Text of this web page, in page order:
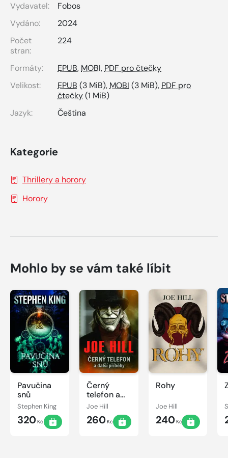
Vydavatel:
Fobos
Vydáno:
2024
Počet
stran:
224
Formáty: EPUB,MOBI,PDF pro čtečky
Velikost:
EPUB (3 MiB),MOBI (3 MiB),PDF pro
čtečky(1 MiB)
Jazyk:
Čeština
Kategorie
Thrillery a horory
Horory
Mohlo by se vám také líbit
Pavučina
snů
Stephen King
320Kč
Černý
telefon a
další
Joe Hill
260Kč
Rohy
Joe Hill
240Kč